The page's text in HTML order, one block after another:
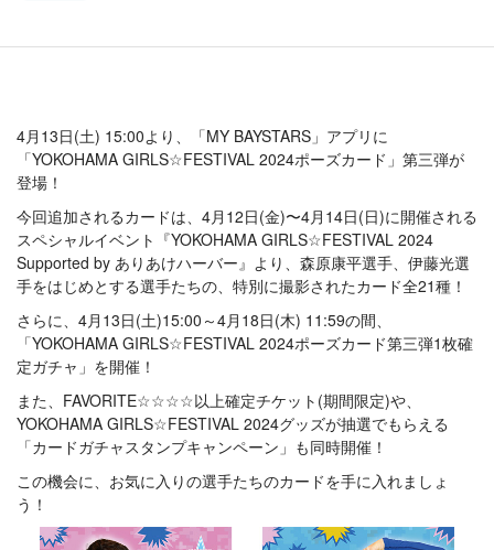
4月13日(土) 15:00より、「MY BAYSTARS」アプリに
「YOKOHAMA GIRLS☆FESTIVAL 2024ポーズカード」第三弾が
登場！
今回追加されるカードは、4月12日(金)〜4月14日(日)に開催される
スペシャルイベント『YOKOHAMA GIRLS☆FESTIVAL 2024
Supported by ありあけハーバー』より、森原康平選手、伊藤光選
手をはじめとする選手たちの、特別に撮影されたカード全21種！
さらに、4月13日(土)15:00～4月18日(木) 11:59の間、
「YOKOHAMA GIRLS☆FESTIVAL 2024ポーズカード第三弾1枚確
定ガチャ」を開催！
また、FAVORITE☆☆☆☆以上確定チケット(期間限定)や、
YOKOHAMA GIRLS☆FESTIVAL 2024グッズが抽選でもらえる
「カードガチャスタンプキャンペーン」も同時開催！
この機会に、お気に入りの選手たちのカードを手に入れましょ
う！